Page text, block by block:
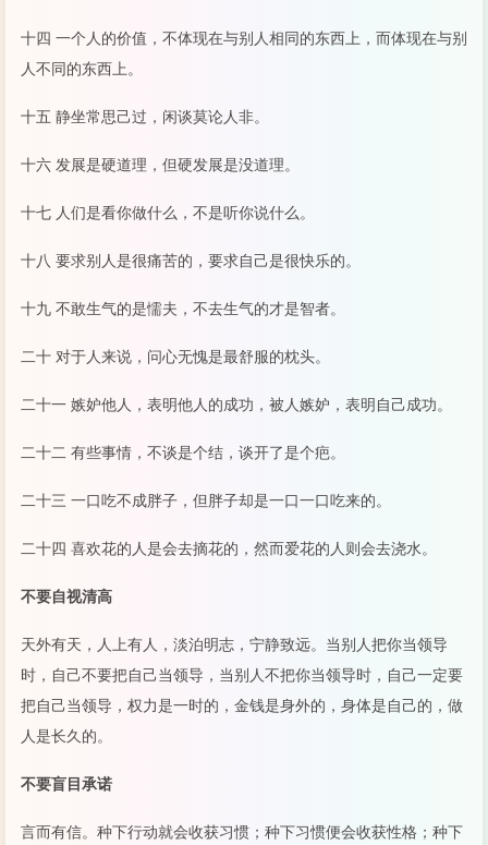
十四 一个人的价值，不体现在与别人相同的东西上，而体现在与别
人不同的东西上。
十五 静坐常思己过，闲谈莫论人非。
十六 发展是硬道理，但硬发展是没道理。
十七 人们是看你做什么，不是听你说什么。
十八 要求别人是很痛苦的，要求自己是很快乐的。
十九 不敢生气的是懦夫，不去生气的才是智者。
二十 对于人来说，问心无愧是最舒服的枕头。
二十一 嫉妒他人，表明他人的成功，被人嫉妒，表明自己成功。
二十二 有些事情，不谈是个结，谈开了是个疤。
二十三 一口吃不成胖子，但胖子却是一口一口吃来的。
二十四 喜欢花的人是会去摘花的，然而爱花的人则会去浇水。
不要自视清高
天外有天，人上有人，淡泊明志，宁静致远。当别人把你当领导
时，自己不要把自己当领导，当别人不把你当领导时，自己一定要
把自己当领导，权力是一时的，金钱是身外的，身体是自己的，做
人是长久的。
不要盲目承诺
言而有信。种下行动就会收获习惯；种下习惯便会收获性格；种下